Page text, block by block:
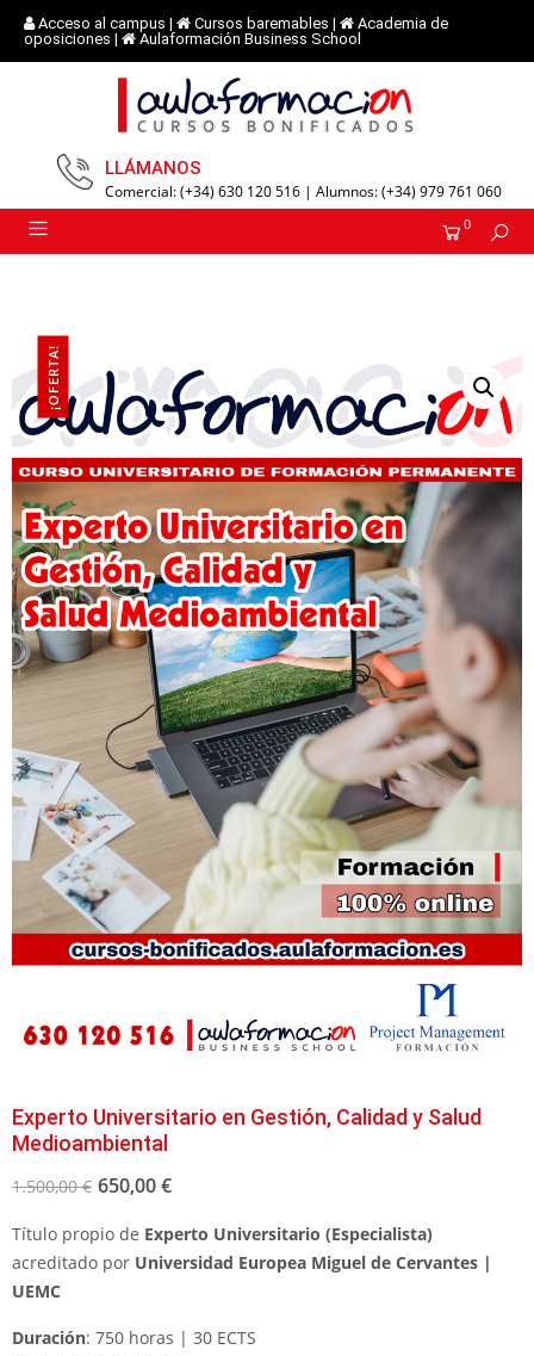
Acceso al campus | Cursos baremables |
Academia de
oposiciones | Aulaformación Business School
LLÁMANOS
Comercial: (+34) 630 120 516 | Alumnos: (+34) 979 761 060
0
¡OFERTA!
Experto Universitario en Gestión, Calidad y Salud
Medioambiental
1.500,00€ 650,00€
Título propio de Experto Universitario (Especialista)
acreditado por Universidad Europea Miguel de Cervantes |
UEMC
Duración: 750 horas | 30 ECTS